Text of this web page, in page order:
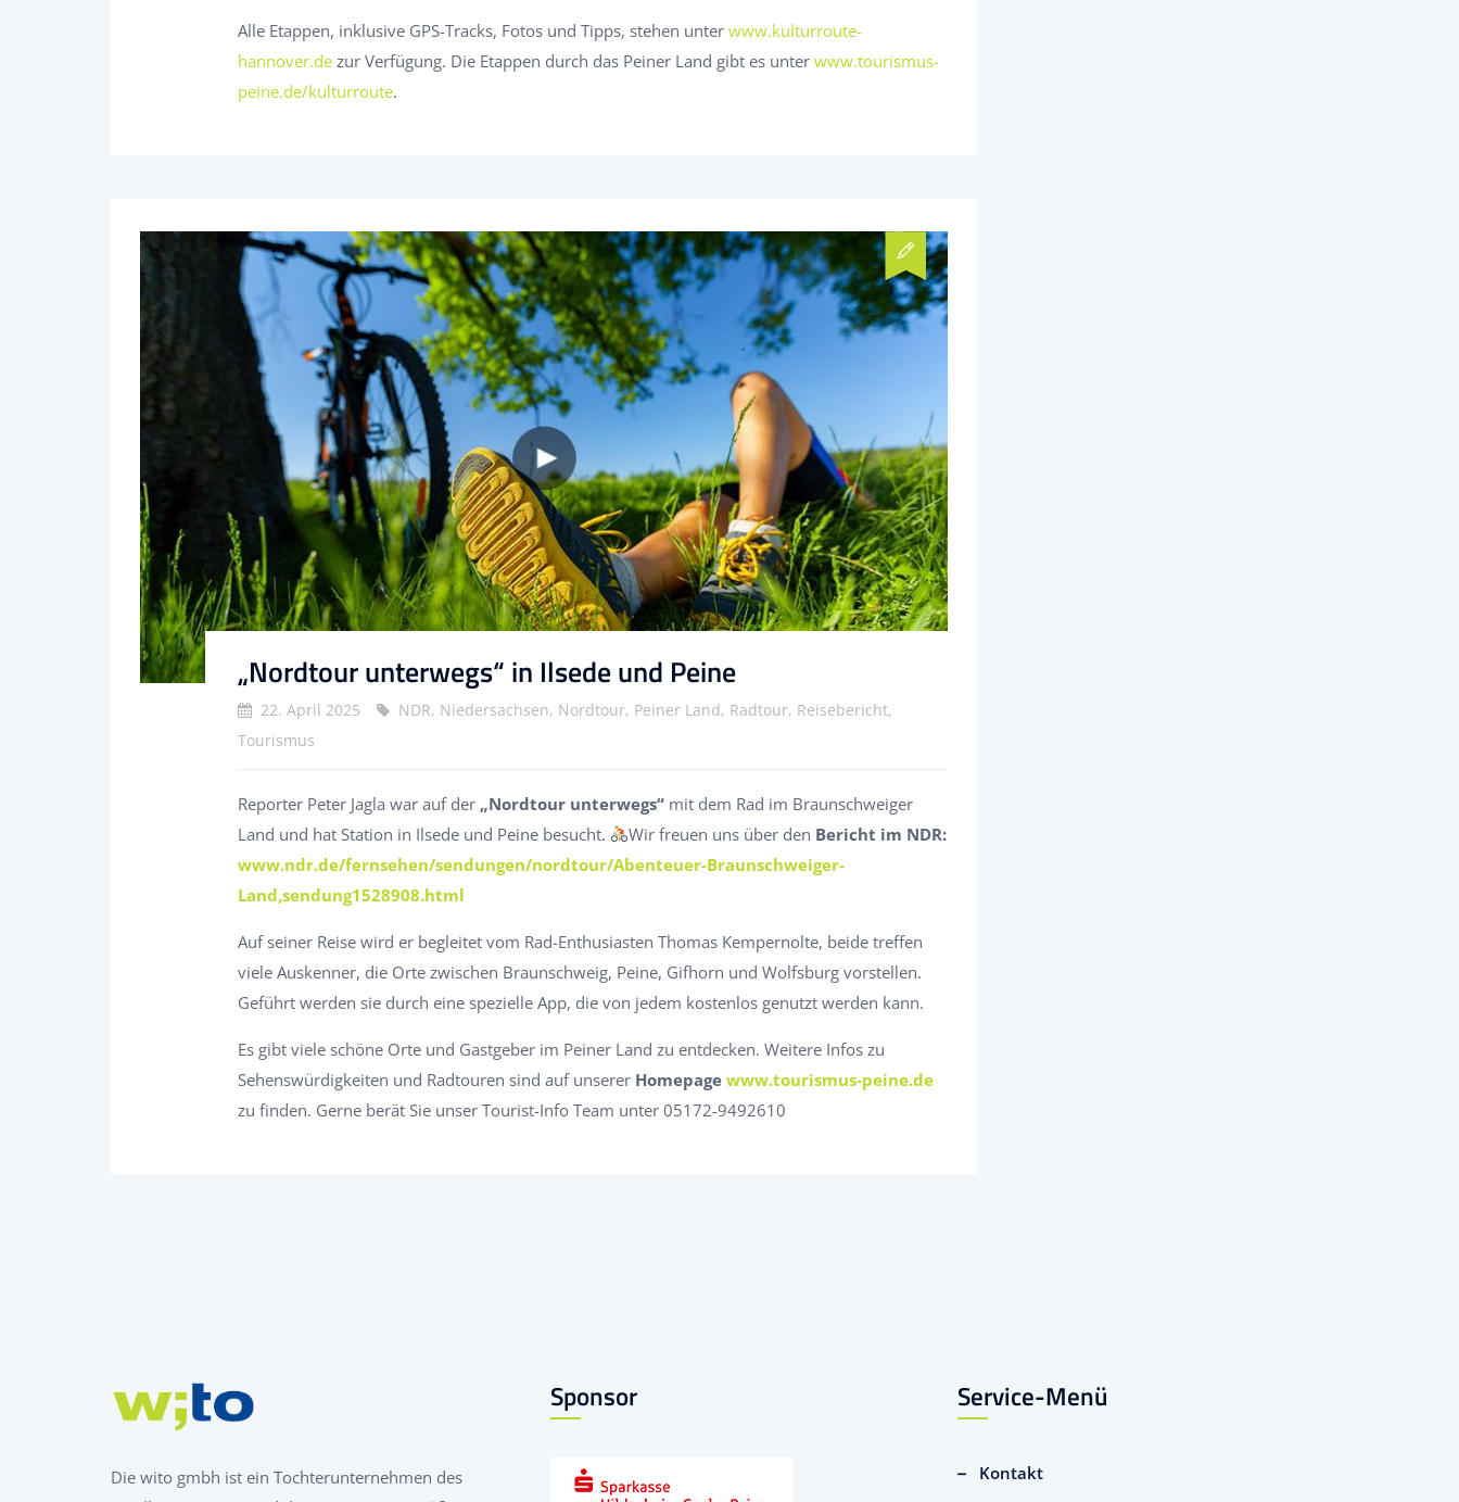
Alle Etappen, inklusive GPS-Tracks, Fotos und Tipps, stehen unter www.kulturroute-
hannover.de zur Verfügung. Die Etappen durch das Peiner Land gibt es unter www.tourismus-
peine.de/kulturroute.
„Nordtour unterwegs“ in Ilsede und Peine
22. April 2025
NDR, Niedersachsen, Nordtour, Peiner Land, Radtour, Reisebericht,
Tourismus
Reporter Peter Jagla war auf der „Nordtour unterwegs“ mit dem Rad im Braunschweiger
Land und hat Station in Ilsede und Peine besucht.
Wir freuen uns über den Bericht im NDR:
www.ndr.de/fernsehen/sendungen/nordtour/Abenteuer-Braunschweiger-
Land,sendung1528908.html
Auf seiner Reise wird er begleitet vom Rad-Enthusiasten Thomas Kempernolte, beide treffen
viele Auskenner, die Orte zwischen Braunschweig, Peine, Gifhorn und Wolfsburg vorstellen.
Geführt werden sie durch eine spezielle App, die von jedem kostenlos genutzt werden kann.
Es gibt viele schöne Orte und Gastgeber im Peiner Land zu entdecken. Weitere Infos zu
Sehenswürdigkeiten und Radtouren sind auf unserer Homepage www.tourismus-peine.de
zu finden. Gerne berät Sie unser Tourist-Info Team unter 05172-9492610
Die wito gmbh ist ein Tochterunternehmen des
Sponsor Service-Menü
Kontakt